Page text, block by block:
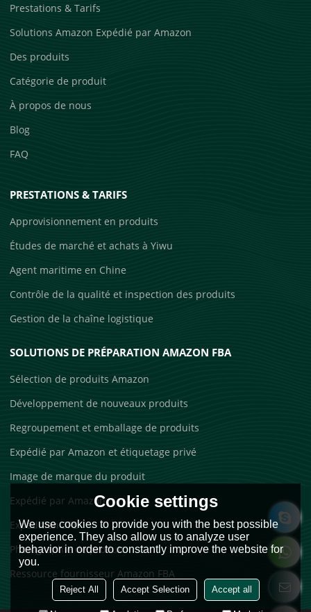
Prestations & Tarifs
Solutions Amazon Expédié par Amazon
Des produits
Catégorie de produit
À propos de nous
Blog
FAQ
PRESTATIONS & TARIFS
Approvisionnement en produits
Études de marché et achats à Yiwu
Agent maritime en Chine
Contrôle de la qualité et inspection des produits
Gestion de la chaîne logistique
SOLUTIONS DE PRÉPARATION AMAZON FBA
Sélection de produits Amazon
Développement de nouveaux produits
Regroupement et emballage de produits
Expédié par Amazon et étiquetage privé
Image de marque du produit
Expédié par Amazon
Expédition 3PL
Photographie de produit
Ressource fournisseur Amazon FBA
Cookie settings
We use cookies to provide you with the best possible
experience. They also allow us to analyze user
behavior in order to constantly improve the website for
you.
Reject All Accept Selection Accept all